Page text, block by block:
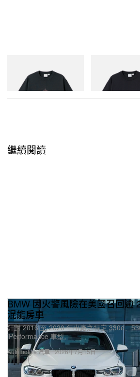
車就接手照顧。
這輛車有什麼過去？它去過哪些
我知道這台車在我前車主手上被照
在我手上我也想要盡我能力把它顧
讓看到車的人覺得這台車很棒。平
Flame Tee
立即購入
One Point Logo
立即購入
Automotive 汽車
混能房車
針對 2016 至 2020 年出廠之特定 330e、
iPerformance 車型。
2026年7月15日